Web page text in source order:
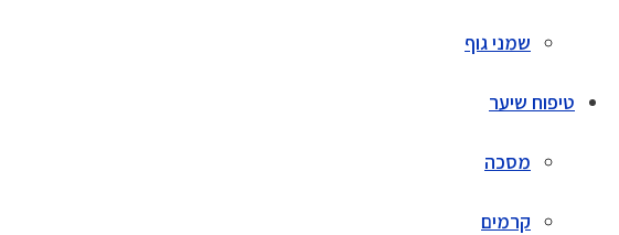
שמני גוף
טיפוח שיער
מסכה
קרמים